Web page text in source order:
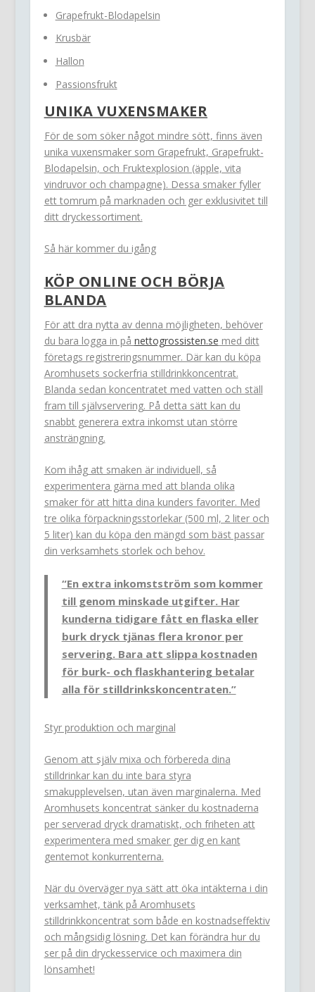
Grapefrukt-Blodapelsin
Krusbär
Hallon
Passionsfrukt
UNIKA VUXENSMAKER
För de som söker något mindre sött, finns även
unika vuxensmaker som Grapefrukt, Grapefrukt-
Blodapelsin, och Fruktexplosion (äpple, vita
vindruvor och champagne). Dessa smaker fyller
ett tomrum på marknaden och ger exklusivitet till
ditt dryckessortiment.
Så här kommer du igång
KÖP ONLINE OCH BÖRJA
BLANDA
För att dra nytta av denna möjligheten, behöver
du bara logga in på nettogrossisten.se med ditt
företags registreringsnummer. Där kan du köpa
Aromhusets sockerfria stilldrinkkoncentrat.
Blanda sedan koncentratet med vatten och ställ
fram till självservering. På detta sätt kan du
snabbt generera extra inkomst utan större
ansträngning.
Kom ihåg att smaken är individuell, så
experimentera gärna med att blanda olika
smaker för att hitta dina kunders favoriter. Med
tre olika förpackningsstorlekar (500 ml, 2 liter och
5 liter) kan du köpa den mängd som bäst passar
din verksamhets storlek och behov.
“En extra inkomstström som kommer
till genom minskade utgifter. Har
kunderna tidigare fått en flaska eller
burk dryck tjänas flera kronor per
servering. Bara att slippa kostnaden
för burk- och flaskhantering betalar
alla för stilldrinkskoncentraten.”
Styr produktion och marginal
Genom att själv mixa och förbereda dina
stilldrinkar kan du inte bara styra
smakupplevelsen, utan även marginalerna. Med
Aromhusets koncentrat sänker du kostnaderna
per serverad dryck dramatiskt, och friheten att
experimentera med smaker ger dig en kant
gentemot konkurrenterna.
När du överväger nya sätt att öka intäkterna i din
verksamhet, tänk på Aromhusets
stilldrinkkoncentrat som både en kostnadseffektiv
och mångsidig lösning. Det kan förändra hur du
ser på din dryckesservice och maximera din
lönsamhet!